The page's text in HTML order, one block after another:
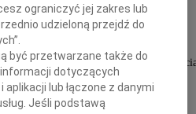
Leszkowi i Adamowi
wsparcia i otuchy oraz wyrazy
śmierci ukochanej Żony i Mamy
ograniczyć jej zakres lub
udzieloną przejdź do
być przetwarzane także do
dotyczących
lub łączone z danymi
Jeśli podstawą